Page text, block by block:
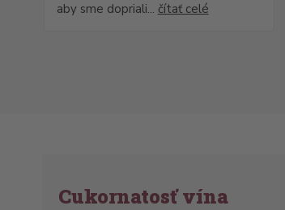
aby sme dopriali... čítať celé
Cukornatosť vína